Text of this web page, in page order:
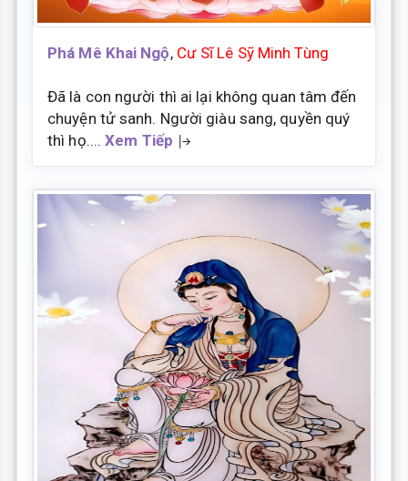
Phá Mê Khai Ngộ, Cư Sĩ Lê Sỹ Minh Tùng
Đã là con người thì ai lại không quan tâm đến
chuyện tử sanh. Người giàu sang, quyền quý
thì họ....Xem Tiếp